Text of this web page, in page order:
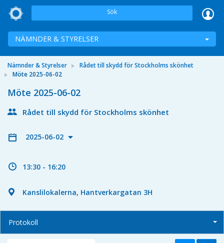
Sök
NÄMNDER & STYRELSER
Nämnder & Styrelser
Rådet till skydd för Stockholms skönhet
Möte 2025-06-02
Möte 2025-06-02
Rådet till skydd för Stockholms skönhet
2025-06-02
13:30 - 16:20
Kanslilokalerna, Hantverkargatan 3H
Protokoll